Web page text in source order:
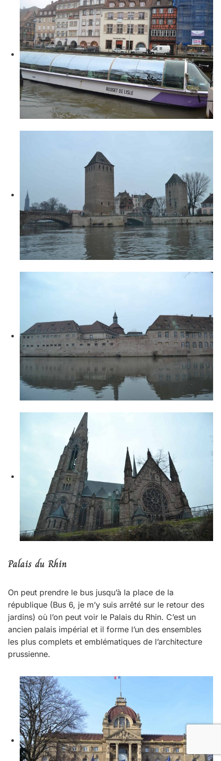
Palais du Rhin
On peut prendre le bus jusqu’à la place de la
république (Bus 6, je m’y suis arrêté sur le retour des
jardins) où l’on peut voir le Palais du Rhin. C’est un
ancien palais impérial et il forme l’un des ensembles
les plus complets et emblématiques de l’architecture
prussienne.